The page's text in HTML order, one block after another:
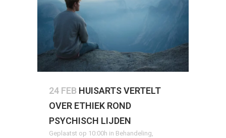
24 FEB HUISARTS VERTELT
OVER ETHIEK ROND
PSYCHISCH LIJDEN
Geplaatst op 10:00h in Behandeling,